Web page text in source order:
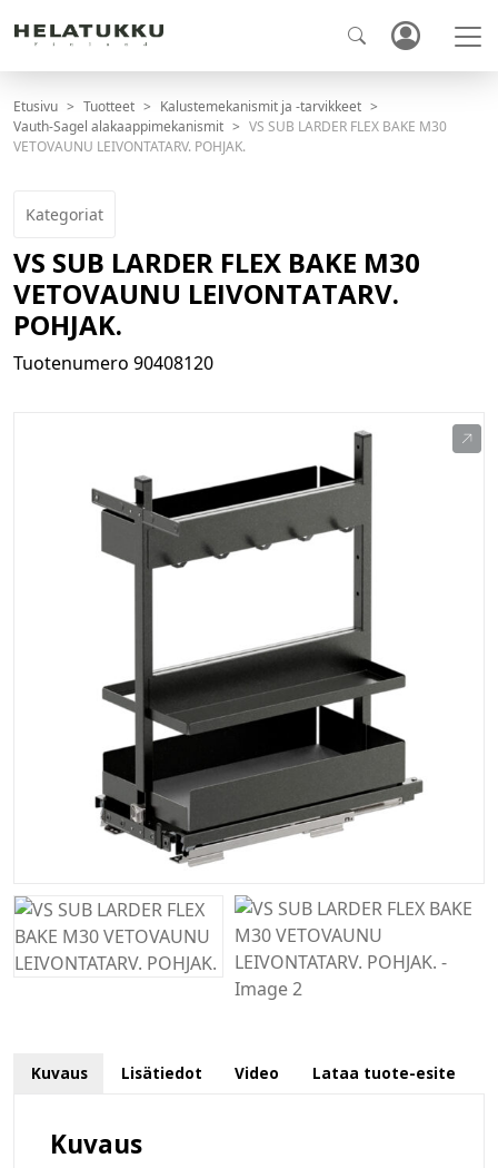
Etusivu Tuotteet
Kalustemekanismit ja -tarvikkeet
Vauth-Sagel alakaappimekanismit
VS SUB LARDER FLEX BAKE M30
VETOVAUNU LEIVONTATARV. POHJAK.
Kategoriat
VS SUB LARDER FLEX BAKE M30
VETOVAUNU LEIVONTATARV.
POHJAK.
Tuotenumero 90408120
Kuvaus Lisätiedot Video Lataa tuote-esite
Kuvaus